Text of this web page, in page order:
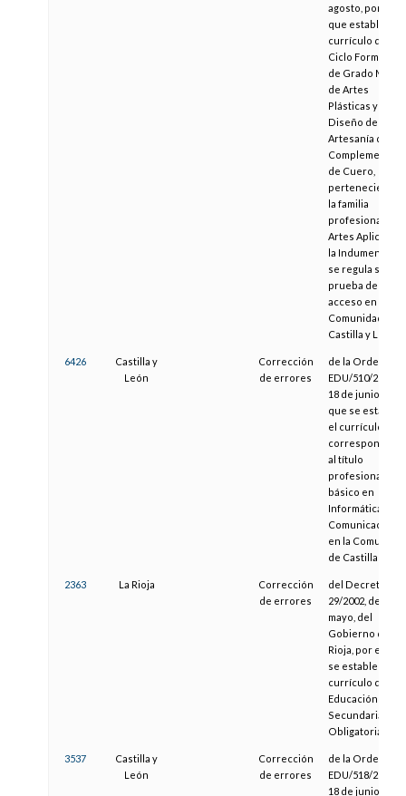
agosto, por el
que establece
currículo del
Ciclo Formativo
de Grado Medio
de Artes
Plásticas y
Diseño de
Artesanía de
Complementos
de Cuero,
perteneciente a
la familia
profesional de
Artes Aplicadas
la Indumentaria,
se regula su
prueba de
acceso en la
Comunidad de
Castilla y León.
6426
Castilla y
León
Corrección
de errores
de la Orden
EDU/510/2014,
18 de junio, por
que se
el currículo
al título
profesional
básico en
Informática y
en la
de Castilla y
2363 La Rioja
Corrección
de errores
del Decreto
29/2002, de 17
mayo, del
Gobierno de La
Rioja, por el que
se establece el
currículo de la
Educación
Secundaria
Obligatoria
3537
Castilla y
León
Corrección
de errores
de la Orden
EDU/518/2014,
18 de junio, por